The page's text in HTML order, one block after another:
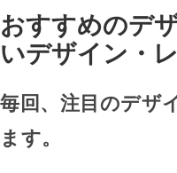
おすすめのデ
いデザイン・
毎回、注目のデザ
ます。